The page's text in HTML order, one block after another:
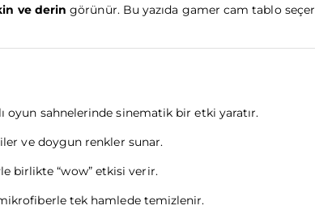
ve derin görünür. Bu yazıda gamer cam tablo
oyun sahnelerinde sinematik bir etki yaratır.
ve doygun renkler sunar.
birlikte “wow” etkisi verir.
tek hamlede temizlenir.